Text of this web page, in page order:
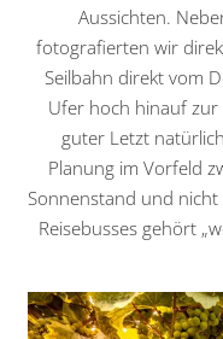
Aussichten.
fotografierten wir
Seilbahn direkt vom
Ufer hoch hinauf zur
guter Letzt
Planung im Vorfeld
Sonnenstand und nicht
Reisebusses gehört